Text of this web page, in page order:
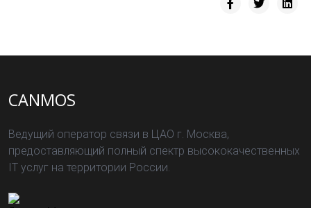
CANMOS
Ведущий оператор связи в ЦАО г. Москва,
предоставляющий полный спектр высококачественных
IT услуг на территории России.